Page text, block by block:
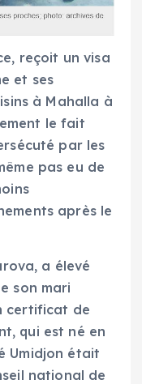
reçoit un visa
et ses
à Mahalla à
le fait
par les
pas eu de
après le
a élevé
son mari
certificat de
qui est né en
Umidjon était
national de